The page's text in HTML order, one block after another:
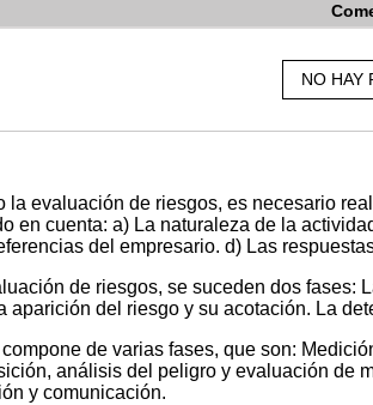
NO HAY
la evaluación de riesgos, es necesario
en cuenta: a) La naturaleza de la
del empresario. d) Las
de riesgos, se suceden dos fases:
aparición del riesgo y su acotación. La
de varias fases, que son:
análisis del peligro y evaluación de
y comunicación.